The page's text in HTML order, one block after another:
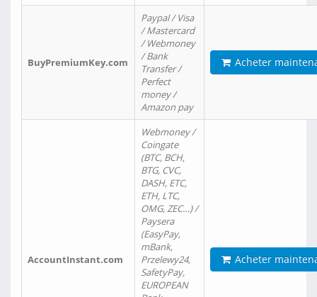
BuyPremiumKey.com
Paypal / Visa
/ Mastercard
/ Webmoney
/ Bank
Transfer /
Perfect
money /
Amazon pay
Acheter
AccountInstant.com
Webmoney /
Coingate
(BTC, BCH,
BTG, CVC,
DASH, ETC,
ETH, LTC,
OMG, ZEC…) /
Paysera
(EasyPay,
mBank,
Przelewy24,
SafetyPay,
EUROPEAN
Acheter